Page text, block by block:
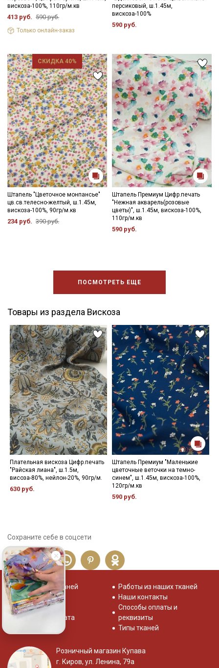
вискоза-100%, 110гр/м.кв
413 руб. 590 руб.
Только онлайн-заказ
персиковый, ш.1.45м,
вискоза-100%
590 руб.
СКИДКА 40%
Штапель "Цветочное монпансье"
цв.св.телесно-желтый, ш.1.45м,
вискоза-100%, 90гр/м.кв
234 руб. 390 руб.
Штапель Премиум Цифр.печать
"Нежная акварель(розовые
цветы)", ш.1.45м, вискоза-100%,
110гр/м.кв
590 руб.
ПОСМОТРЕТЬ ЕЩЕ
Товары из раздела Вискоза
Плательная вискоза Цифр.печать
"Райская лиана", ш.1.5м,
висоза-80%, нейлон-20%, 90гр/м.
630 руб.
Штапель Премиум "Маленькие
цветочные веточки на темно-
синем", ш.1.45м, вискоза-100%,
120гр/м.кв
590 руб.
Сохраните себе в соцсети
Распродажа тканей
Отзывы о нас
Система скидок
Доставка и оплата
Работы из наших тканей
Наши контакты
Способы оплаты и
реквизиты
Типы тканей
Розничный магазин Купава
г. Киров, ул. Ленина, 79а